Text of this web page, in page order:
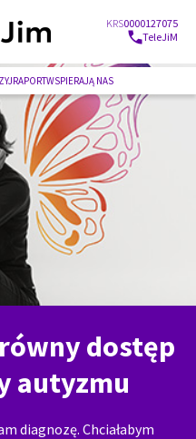
RAPORTWSPIERAJĄ NAS
KRS0000127075
TeleJiM
dostęp
autyzmu
diagnozę. Chciałabym